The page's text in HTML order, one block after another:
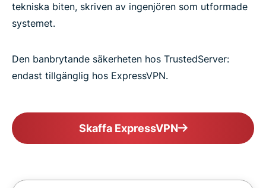
tekniska biten, skriven av ingenjören som utformade
systemet.
Den banbrytande säkerheten hos TrustedServer:
endast tillgänglig hos ExpressVPN.
Skaffa ExpressVPN